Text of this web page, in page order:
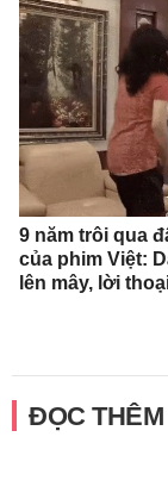
9 năm trôi qua
của phim Việt:
lên mây, lời
ĐỌC THÊM